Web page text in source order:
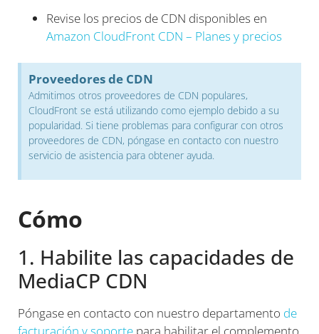
Revise los precios de CDN disponibles en
Amazon CloudFront CDN – Planes y precios
Proveedores de CDN
Admitimos otros proveedores de CDN populares,
CloudFront se está utilizando como ejemplo debido a su
popularidad. Si tiene problemas para configurar con otros
proveedores de CDN, póngase en contacto con nuestro
servicio de asistencia para obtener ayuda.
Cómo
1. Habilite las capacidades de
MediaCP CDN
Póngase en contacto con nuestro departamento de